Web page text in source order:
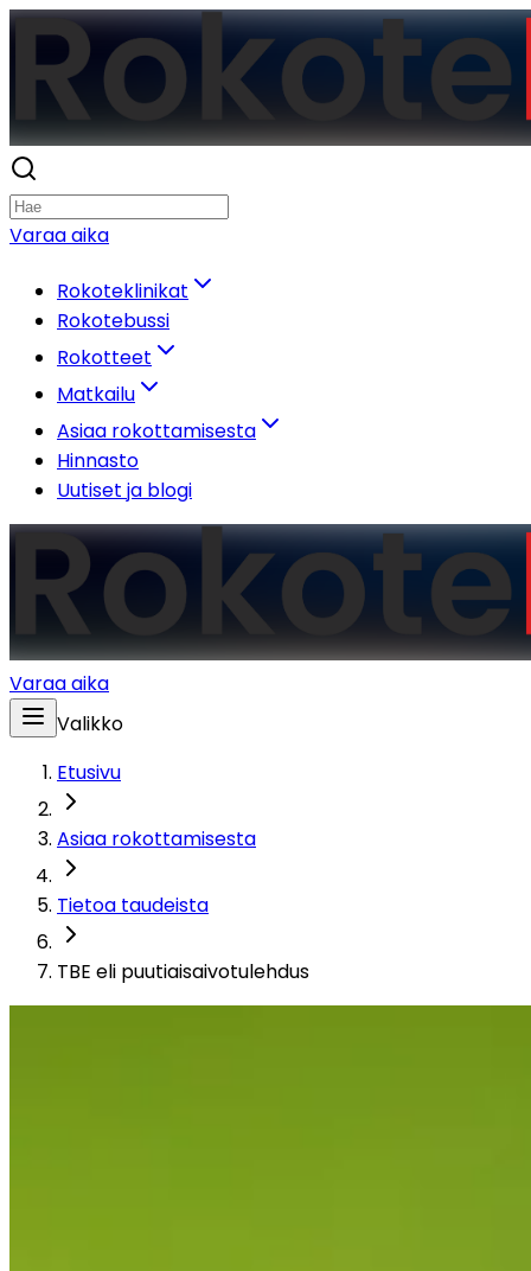
Varaa aika
Rokoteklinikat
Rokotebussi
Rokotteet
Matkailu
Asiaa rokottamisesta
Hinnasto
Uutiset ja blogi
Varaa aika
Valikko
Etusivu
Asiaa rokottamisesta
Tietoa taudeista
TBE eli puutiaisaivotulehdus